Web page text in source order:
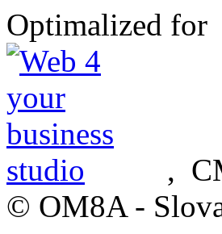
Optimalized for
,
© OM8A -